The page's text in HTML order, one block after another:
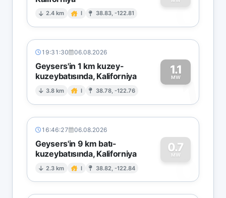
2.4 km I 38.83, -122.81 0
19:31:30 06.08.2026
Geysers'in 1 km kuzey-
kuzeybatısında, Kaliforniya
3.8 km I 38.78, -122.76
1.1
MW1
16:46:27 06.08.2026
Geysers'in 9 km batı-
kuzeybatısında, Kaliforniya
2.3 km I 38.82, -122.84
0.7
MW
0